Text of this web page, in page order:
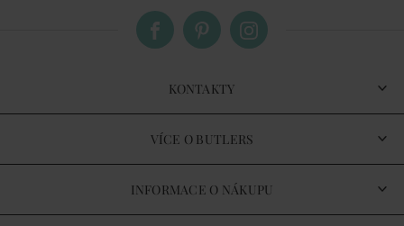
KONTAKTY
VÍCE O BUTLERS
INFORMACE O NÁKUPU